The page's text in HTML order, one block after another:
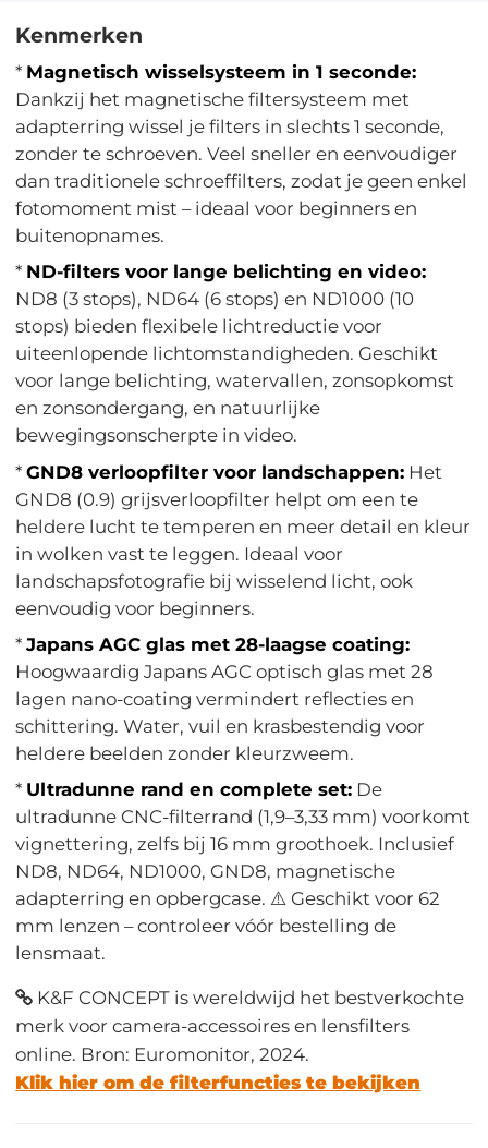
Kenmerken
* Magnetisch wisselsysteem in 1 seconde:
Dankzij het magnetische filtersysteem met
adapterring wissel je filters in slechts 1 seconde,
zonder te schroeven. Veel sneller en eenvoudiger
dan traditionele schroeffilters, zodat je geen enkel
fotomoment mist – ideaal voor beginners en
buitenopnames.
* ND-filters voor lange belichting en video:
ND8 (3 stops), ND64 (6 stops) en ND1000 (10
stops) bieden flexibele lichtreductie voor
uiteenlopende lichtomstandigheden. Geschikt
voor lange belichting, watervallen, zonsopkomst
en zonsondergang, en natuurlijke
bewegingsonscherpte in video.
*GND8 verloopfilter voor landschappen: Het
GND8 (0.9) grijsverloopfilter helpt om een te
heldere lucht te temperen en meer detail en kleur
in wolken vast te leggen. Ideaal voor
landschapsfotografie bij wisselend licht, ook
eenvoudig voor beginners.
*Japans AGC glas met 28-laagse coating:
Hoogwaardig Japans AGC optisch glas met 28
lagen nano-coating vermindert reflecties en
schittering. Water, vuil en krasbestendig voor
heldere beelden zonder kleurzweem.
* Ultradunne rand en complete set: De
ultradunne CNC-filterrand (1,9–3,33 mm) voorkomt
vignettering, zelfs bij 16 mm groothoek. Inclusief
ND8, ND64, ND1000, GND8, magnetische
adapterring en opbergcase. ⚠️ Geschikt voor 62
mm lenzen – controleer vóór bestelling de
lensmaat.
K&F CONCEPT is wereldwijd het bestverkochte
merk voor camera-accessoires en lensfilters
online. Bron: Euromonitor, 2024.
Klik hier om de filterfuncties te bekijken